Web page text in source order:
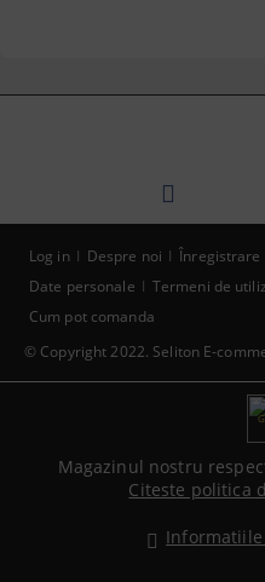
© Copyright 2022. Seliton E-
Log in Despre noi Înregistrare
Date personale
Termeni de
Cum pot comanda
Magazinul nostru
Citeste politica